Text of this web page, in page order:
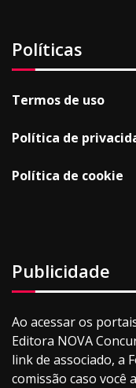
Políticas
Termos de uso
Política de
Política de cookie
Publicidade
Ao acessar os
Editora NOVA
link de associado, a
comissão caso você